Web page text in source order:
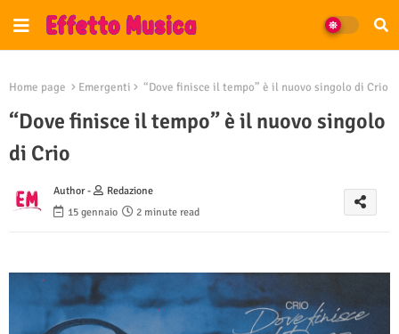
Home page Emergenti “Dove finisce il tempo” è il nuovo singolo di Crio
“Dove finisce il tempo” è il nuovo singolo
di Crio
Author -
Redazione
15 gennaio
2 minute read